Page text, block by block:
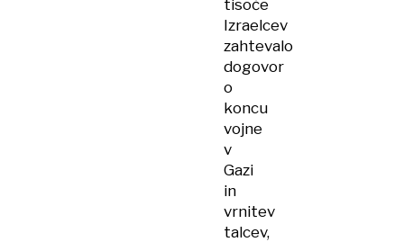
tisoče
Izraelcev
zahtevalo
dogovor
o
koncu
vojne
v
Gazi
in
vrnitev
talcev,